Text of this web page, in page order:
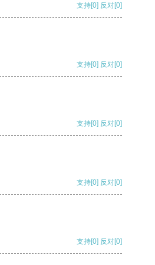
支持[0] 反对[0]
支持[0] 反对[0]
支持[0] 反对[0]
支持[0] 反对[0]
支持[0] 反对[0]